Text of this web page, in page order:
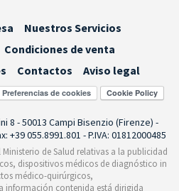
Nuestros Servicios
Condiciones de venta
Contactos
Aviso legal
Preferencias de cookies
8 - 50013 Campi Bisenzio (Firenze) -
+39 055.8991.801 - P.IVA: 01812000485
de Salud relativas a la publicidad
dispositivos médicos de diagnóstico in
médico-quirúrgicos,
información contenida está dirigida